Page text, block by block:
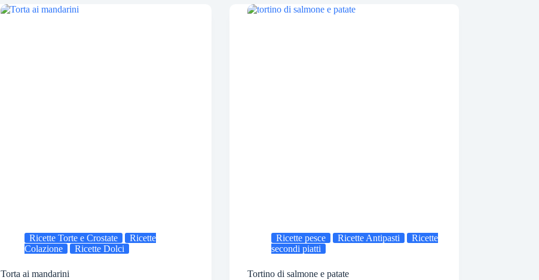
Ricette Torte e Crostate
Ricette
Colazione
Ricette Dolci
Torta ai mandarini
Ricette pesce Ricette Antipasti
Ricette
secondi piatti
Tortino di salmone e patate